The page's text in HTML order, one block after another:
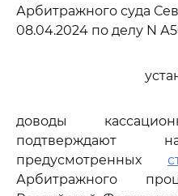
Арбитражного суда
08.04.2024 по делу N
доводы
подтверждают
предусмотренных
Арбитражного